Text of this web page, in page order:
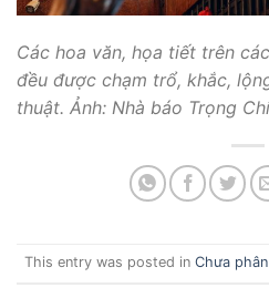
Các hoa văn, họa tiết trên
đều được chạm trổ, khắc,
thuật. Ảnh: Nhà báo Trọng
This entry was posted in Chưa